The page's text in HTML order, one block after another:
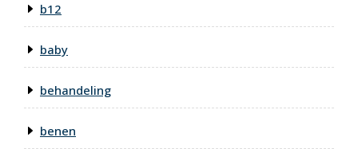
b12
baby
behandeling
benen